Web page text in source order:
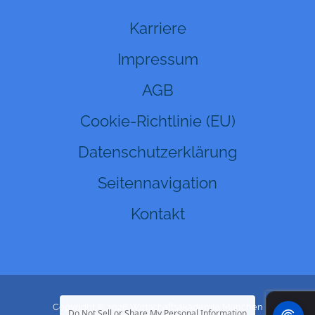
Karriere
Impressum
AGB
Cookie-Richtlinie (EU)
Datenschutzerklärung
Seitennavigation
Kontakt
Copyright © 2026 Wirtschaftsakademie München